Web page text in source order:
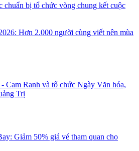
chuẩn bị tổ chức vòng chung kết cuộc
Hơn 2.000 người cùng viết nên mùa
Ranh và tổ chức Ngày Văn hóa,
Trị
Giảm 50% giá vé tham quan cho